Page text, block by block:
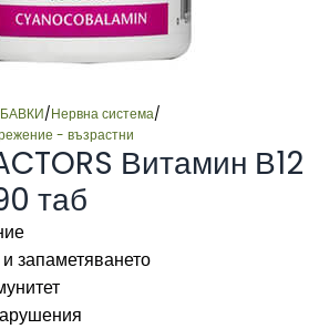
/Нервна система/
- възрастни
Витамин В12
таб
запаметяването